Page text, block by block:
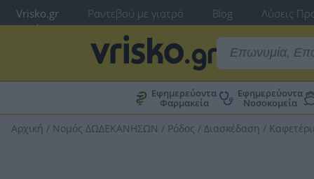
Vrisko.gr Ραντεβού με γιατρό Blog Λύσεις
Εφημερεύοντα
Φαρμακεία
Εφημερεύοντα
Νοσοκομεία
Αρχική / Νομός ΔΩΔΕΚΑΝΗΣΩΝ / Ρόδος / Διασκέδαση /